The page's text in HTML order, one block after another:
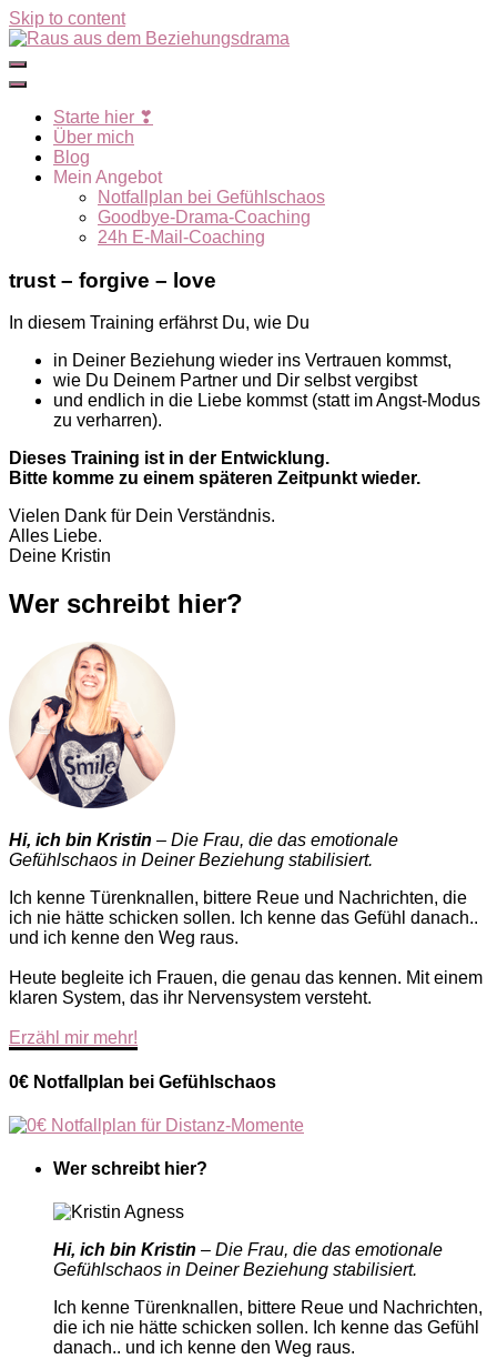
Skip to content
Starte hier ❣
Über mich
Blog
Mein Angebot
Notfallplan bei Gefühlschaos
Goodbye-Drama-Coaching
24h E-Mail-Coaching
trust – forgive – love
In diesem Training erfährst Du, wie Du
in Deiner Beziehung wieder ins Vertrauen kommst,
wie Du Deinem Partner und Dir selbst vergibst
und endlich in die Liebe kommst (statt im Angst-Modus
zu verharren).
Dieses Training ist in der Entwicklung.
Bitte komme zu einem späteren Zeitpunkt wieder.
Vielen Dank für Dein Verständnis.
Alles Liebe.
Deine Kristin
Wer schreibt hier?
Hi, ich bin Kristin – Die Frau, die das emotionale
Gefühlschaos in Deiner Beziehung stabilisiert.
Ich kenne Türenknallen, bittere Reue und Nachrichten, die
ich nie hätte schicken sollen. Ich kenne das Gefühl danach..
und ich kenne den Weg raus.
Heute begleite ich Frauen, die genau das kennen. Mit einem
klaren System, das ihr Nervensystem versteht.
Erzähl mir mehr!
0€ Notfallplan bei Gefühlschaos
Wer schreibt hier?
Hi, ich bin Kristin – Die Frau, die das emotionale
Gefühlschaos in Deiner Beziehung stabilisiert.
Ich kenne Türenknallen, bittere Reue und Nachrichten,
die ich nie hätte schicken sollen. Ich kenne das Gefühl
danach.. und ich kenne den Weg raus.